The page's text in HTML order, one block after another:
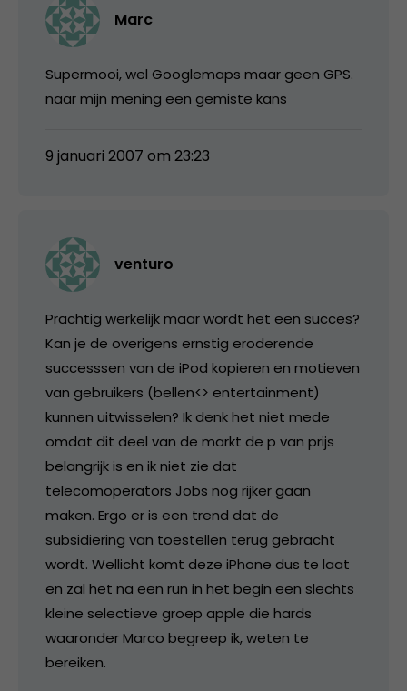
Marc
Supermooi, wel Googlemaps maar geen GPS.
naar mijn mening een gemiste kans
9 januari 2007 om 23:23
venturo
Prachtig werkelijk maar wordt het een succes?
Kan je de overigens ernstig eroderende
successsen van de iPod kopieren en motieven
van gebruikers (bellen<> entertainment)
kunnen uitwisselen? Ik denk het niet mede
omdat dit deel van de markt de p van prijs
belangrijk is en ik niet zie dat
telecomoperators Jobs nog rijker gaan
maken. Ergo er is een trend dat de
subsidiering van toestellen terug gebracht
wordt. Wellicht komt deze iPhone dus te laat
en zal het na een run in het begin een slechts
kleine selectieve groep apple die hards
waaronder Marco begreep ik, weten te
bereiken.